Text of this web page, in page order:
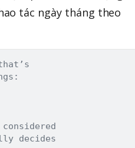
tác ngày tháng theo
decides